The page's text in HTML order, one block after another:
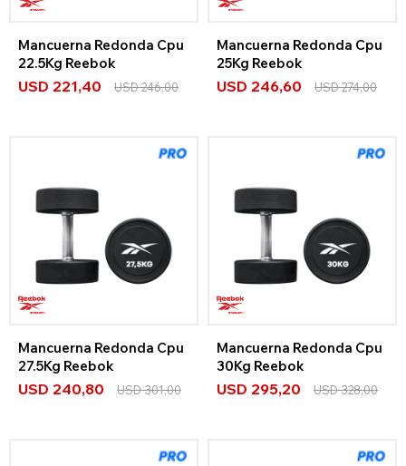
Mancuerna Redonda Cpu
22.5Kg Reebok
USD 221,40 USD246,00
Mancuerna Redonda Cpu
25Kg Reebok
USD 246,60 USD274,00
Mancuerna Redonda Cpu
27.5Kg Reebok
USD 240,80 USD301,00
Mancuerna Redonda Cpu
30Kg Reebok
USD 295,20 USD328,00